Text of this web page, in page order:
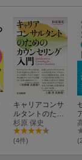
キャリアコンサ
ルタントのため
のカウンセリン
グ入門
杉原 保史
(4件)